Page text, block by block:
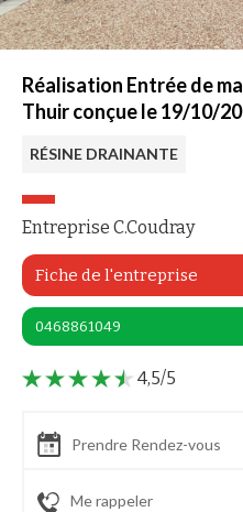
Réalisation Entrée de
Thuir conçue le 19/10/
RÉSINE DRAINANTE
Entreprise C.Coudray
Fiche de l'entreprise
0468861049
4,5/5
Prendre Rendez-vous
Me rappeler